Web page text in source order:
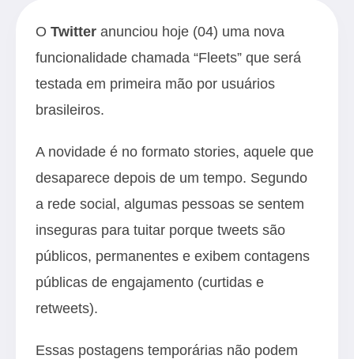
O Twitter anunciou hoje (04) uma nova
funcionalidade chamada “Fleets” que será
testada em primeira mão por usuários
brasileiros.
A novidade é no formato stories, aquele que
desaparece depois de um tempo. Segundo
a rede social, algumas pessoas se sentem
inseguras para tuitar porque tweets são
públicos, permanentes e exibem contagens
públicas de engajamento (curtidas e
retweets).
Essas postagens temporárias não podem